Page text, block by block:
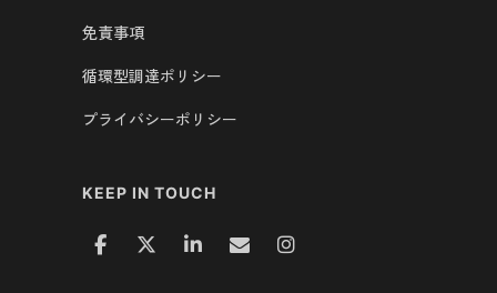
免責事項
循環型調達ポリシー
プライバシーポリシー
KEEP IN TOUCH